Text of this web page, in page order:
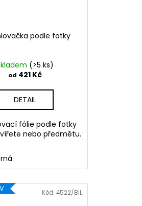
032 Červená
podle fotky
(>5 ks)
od 421 Kč
DETAIL
fólie podle fotky
nebo předmětu.
Kód: 4522/BIL